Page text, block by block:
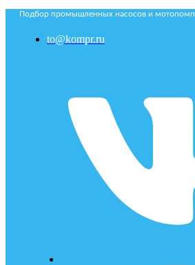
Подбор промышленных насосов и мотопомп
to@kompr.ru